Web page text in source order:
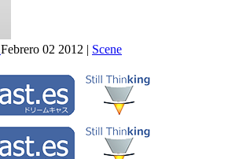
Febrero 02 2012 | Scene